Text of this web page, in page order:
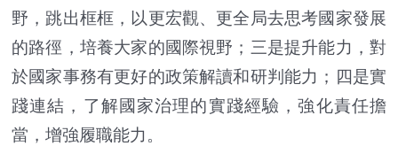
野，跳出框框，以更宏觀、更全局去思考國家發展
的路徑，培養大家的國際視野；三是提升能力，對
於國家事務有更好的政策解讀和研判能力；四是實
踐連結，了解國家治理的實踐經驗，強化責任擔
當，增強履職能力。